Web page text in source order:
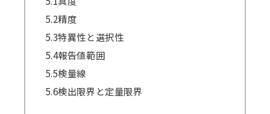
5.2精度
5.3特異性と選択性
5.4報告値範囲
5.5検量線
5.6検出限界と定量限界